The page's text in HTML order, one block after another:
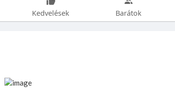
Kedvelések Barátok